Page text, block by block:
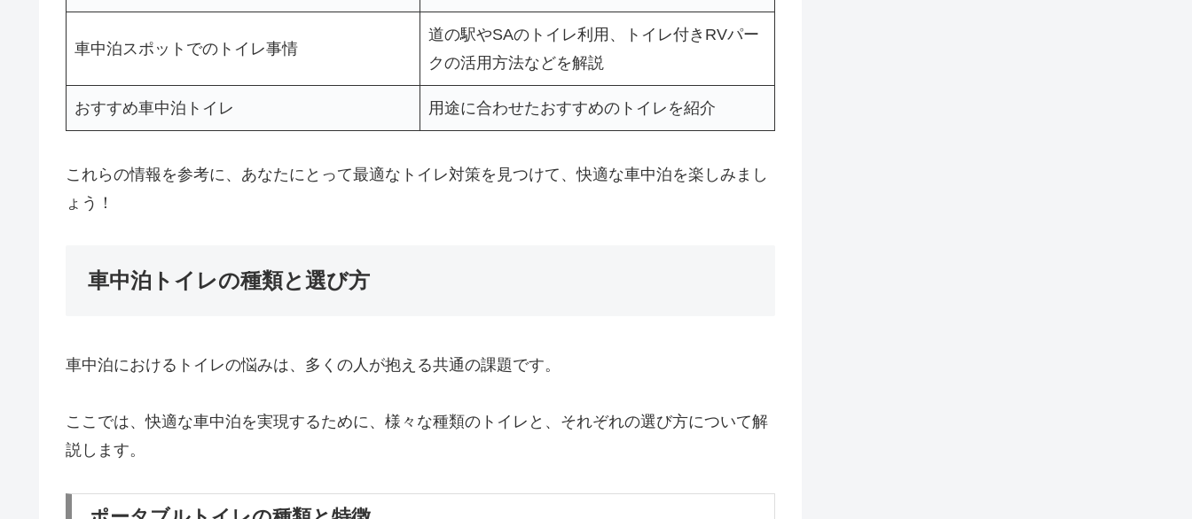
車中泊スポットでのトイレ事情
道の駅やSAのトイレ利用、トイレ付きRVパー
クの活用方法などを解説
おすすめ車中泊トイレ 用途に合わせたおすすめのトイレを紹介
これらの情報を参考に、あなたにとって最適なトイレ対策を見つけて、快適な車中泊を楽しみまし
ょう！
車中泊トイレの種類と選び方
車中泊におけるトイレの悩みは、多くの人が抱える共通の課題です。
ここでは、快適な車中泊を実現するために、様々な種類のトイレと、それぞれの選び方について解
説します。